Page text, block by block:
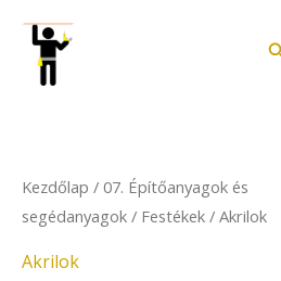
content
Kezdőlap / 07. Építőanyagok és
segédanyagok / Festékek / Akrilok
Akrilok